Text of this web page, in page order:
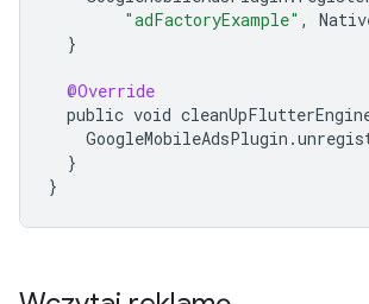
"adFactoryExample" ,
}
@Override
public void
GoogleMobileAdsPlugin .
}
}